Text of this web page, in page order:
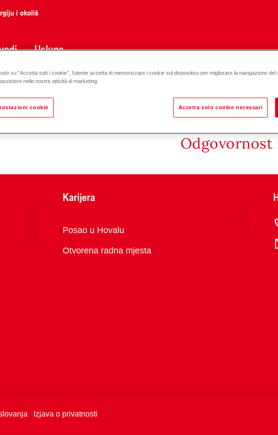
i okoliš
Usluge
Pneumatski sustav za transport peleta E3 RAS 76
Odgovornost
Karijera
Pregled
Posao u Hovalu
Otvorena radna mjesta
Izjava o privatnosti
su “Accetta tutti i cookie”, l'utente accetta di memorizzare i cookie sul dispositivo per migliorare la navigazione del
nelle nostre attività di marketing.
cookie Accetta solo cookie necessari